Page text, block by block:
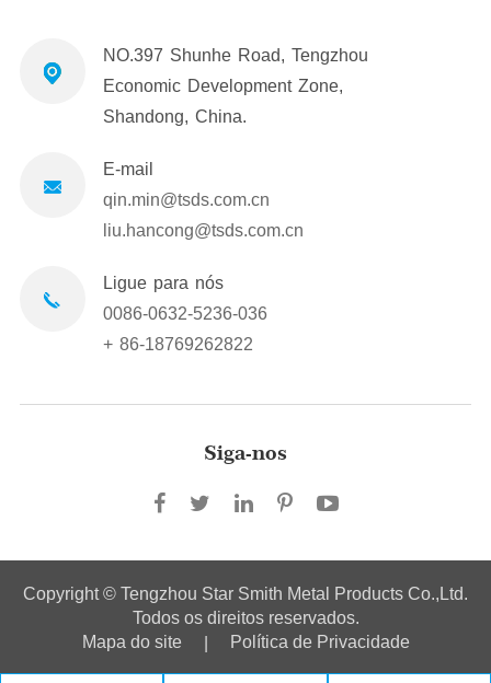
NO.397 Shunhe Road, Tengzhou
Economic Development Zone,
Shandong, China.
E-mail
qin.min@tsds.com.cn
liu.hancong@tsds.com.cn
Ligue para nós
0086-0632-5236-036
+ 86-18769262822
Siga-nos
Copyright © Tengzhou Star Smith Metal Products Co.,Ltd.
Todos os direitos reservados.
Mapa do site
Política de Privacidade